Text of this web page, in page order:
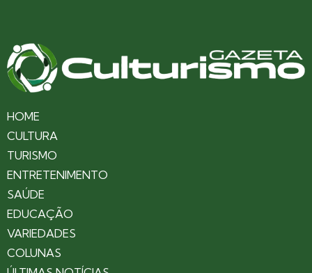
HOME
CULTURA
TURISMO
ENTRETENIMENTO
SAÚDE
EDUCAÇÃO
VARIEDADES
COLUNAS